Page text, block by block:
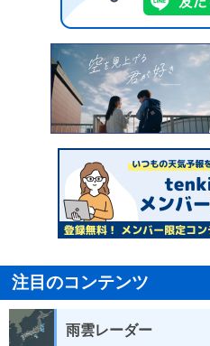
注目のコンテンツ
雨雲レーダー